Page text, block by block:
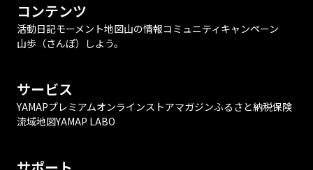
コンテンツ
活動日記モーメント地図山の情報コミュニティ キャンペーン
山歩（さんぽ）しよう。
サービス
YAMAPプレミアムオンラインストアマガジンふるさと納税保険
流域地図YAMAP LABO